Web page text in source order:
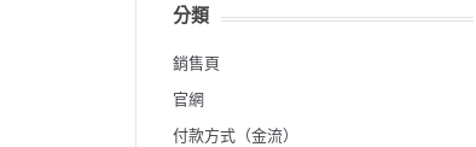
分類
銷售頁
官網
付款方式（金流）